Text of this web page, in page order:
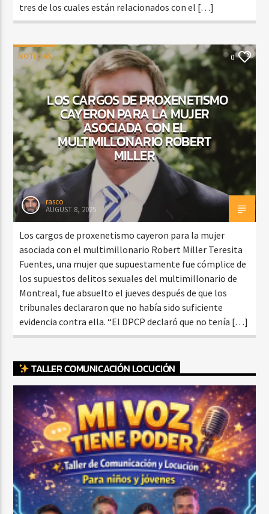
tres de los cuales están relacionados con el […]
NOTICIAS 0
LOS CARGOS DE PROXENETISMO
CAYERON PARA LA MUJER
ASOCIADA CON EL
MULTIMILLONARIO ROBERT
MILLER
rasco
AUGUST 8, 2025
Los cargos de proxenetismo cayeron para la mujer
asociada con el multimillonario Robert Miller Teresita
Fuentes, una mujer que supuestamente fue cómplice de
los supuestos delitos sexuales del multimillonario de
Montreal, fue absuelto el jueves después de que los
tribunales declararon que no había sido suficiente
evidencia contra ella. “El DPCP declaró que no tenía […]
TALLER COMUNICACIÓN LOCUCIÓN